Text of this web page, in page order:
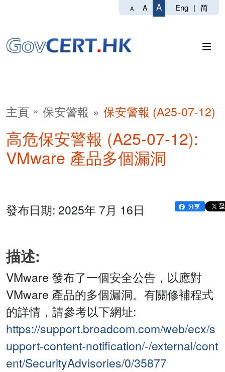
A A A Eng | 简
主頁 保安警報 保安警報 (A25-07-12)
高危保安警報 (A25-07-12):
VMware 產品多個漏洞
發布日期: 2025年 7月 16日
描述:
VMware 發布了一個安全公告，以應對
VMware 產品的多個漏洞。有關修補程式
的詳情，請參考以下網址:
https://support.broadcom.com/web/ecx/s
upport-content-notification/-/external/cont
ent/SecurityAdvisories/0/35877